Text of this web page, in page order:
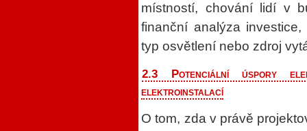
místností, chování lidí v
finanční analýza
typ osvětlení nebo zdroj
2.3 Potenciální úspory
elektroinstalací
O tom, zda v právě